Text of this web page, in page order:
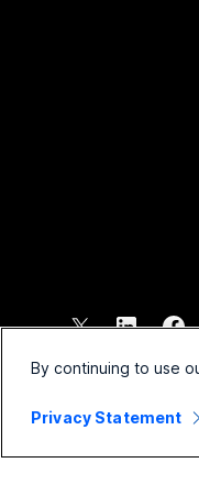
2026 Cisco e/ou
By continuing to use
Privacy Statement